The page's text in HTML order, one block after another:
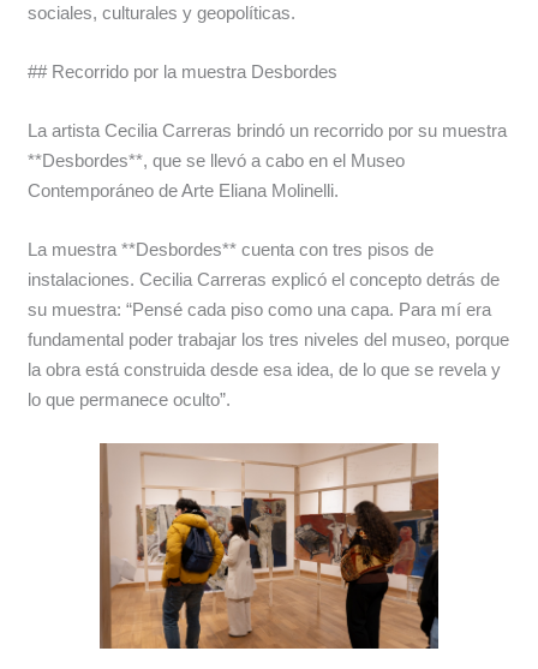
sociales, culturales y geopolíticas.
## Recorrido por la muestra Desbordes
La artista Cecilia Carreras brindó un recorrido por su muestra
**Desbordes**, que se llevó a cabo en el Museo
Contemporáneo de Arte Eliana Molinelli.
La muestra **Desbordes** cuenta con tres pisos de
instalaciones. Cecilia Carreras explicó el concepto detrás de
su muestra: “Pensé cada piso como una capa. Para mí era
fundamental poder trabajar los tres niveles del museo, porque
la obra está construida desde esa idea, de lo que se revela y
lo que permanece oculto”.